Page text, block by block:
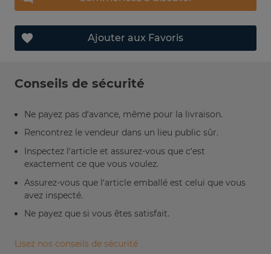
Ajouter aux Favoris
Conseils de sécurité
Ne payez pas d’avance, même pour la livraison.
Rencontrez le vendeur dans un lieu public sûr.
Inspectez l’article et assurez-vous que c’est
exactement ce que vous voulez.
Assurez-vous que l’article emballé est celui que vous
avez inspecté.
Ne payez que si vous êtes satisfait.
Lisez nos conseils de sécurité